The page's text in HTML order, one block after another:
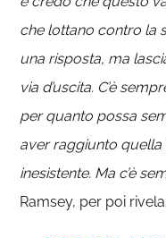
che lottano contro la
una risposta, ma
via d’uscita. C’è
per quanto possa
aver raggiunto
inesistente. Ma c’è
Ramsey, per poi